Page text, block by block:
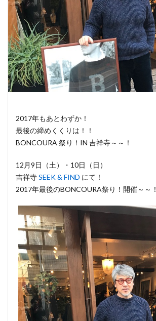
2017年もあとわずか！
最後の締めくくりは！！
BONCOURA 祭り！IN 吉祥寺～～！
12月9日（土）・10日（日）
吉祥寺SEEK & FIND にて！
2017年最後のBONCOURA祭り！開催～～！